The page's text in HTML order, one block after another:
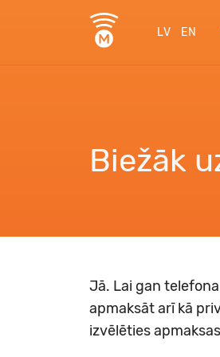
LV EN
Biežāk
Jā. Lai gan
apmaksāt arī kā
izvēlēties